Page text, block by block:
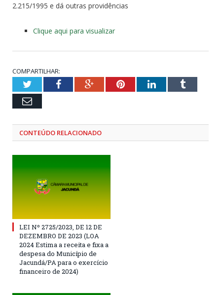
2.215/1995 e dá outras providências
Clique aqui para visualizar
COMPARTILHAR:
TwitterFacebookGoogle+PinterestLinkedInTumblr
Email
CONTEÚDO RELACIONADO
LEI Nº 2725/2023, DE 12 DE
DEZEMBRO DE 2023 (LOA
2024 Estima a receita e fixa a
despesa do Município de
Jacundá/PA para o exercício
financeiro de 2024)